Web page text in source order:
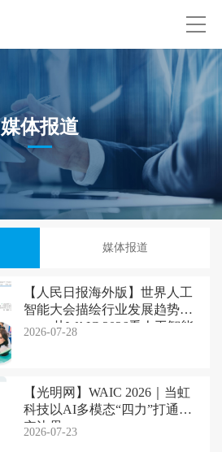
媒体报道
媒体报道
【人民日报海外版】世界人工
智能大会描绘行业发展趋势
—— 从WAIC 2026看人工智能
2026-07-28
【光明网】WAIC 2026｜当虹
科技以AI多模态“四力”打通虚
实边界
2026-07-23